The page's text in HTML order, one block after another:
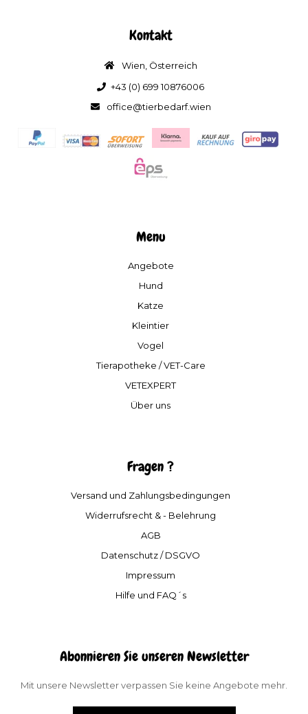
Kontakt
Wien, Österreich
+43 (0) 699 10876006
office@tierbedarf.wien
Menu
Angebote
Hund
Katze
Kleintier
Vogel
Tierapotheke / VET-Care
VETEXPERT
Über uns
Fragen ?
Versand und Zahlungsbedingungen
Widerrufsrecht & - Belehrung
AGB
Datenschutz / DSGVO
Impressum
Hilfe und FAQ´s
Abonnieren Sie unseren Newsletter
Mit unsere Newsletter verpassen Sie keine Angebote mehr.